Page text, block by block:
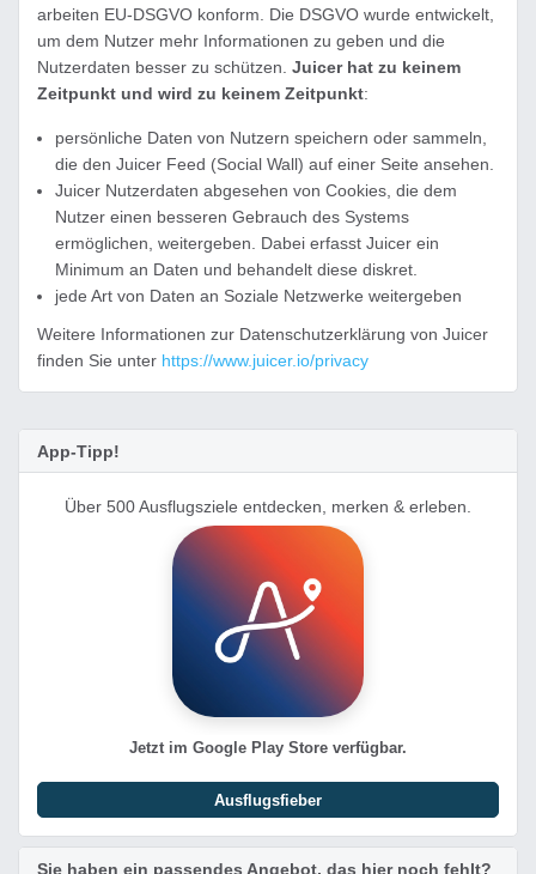
arbeiten EU-DSGVO konform. Die DSGVO wurde entwickelt,
um dem Nutzer mehr Informationen zu geben und die
Nutzerdaten besser zu schützen. Juicer hat zu keinem
Zeitpunkt und wird zu keinem Zeitpunkt:
persönliche Daten von Nutzern speichern oder sammeln,
die den Juicer Feed (Social Wall) auf einer Seite ansehen.
Juicer Nutzerdaten abgesehen von Cookies, die dem
Nutzer einen besseren Gebrauch des Systems
ermöglichen, weitergeben. Dabei erfasst Juicer ein
Minimum an Daten und behandelt diese diskret.
jede Art von Daten an Soziale Netzwerke weitergeben
Weitere Informationen zur Datenschutzerklärung von Juicer
finden Sie unter https://www.juicer.io/privacy
App-Tipp!
Über 500 Ausflugsziele entdecken, merken & erleben.
Jetzt im Google Play Store verfügbar.
Ausflugsfieber
Sie haben ein passendes Angebot, das hier noch fehlt?